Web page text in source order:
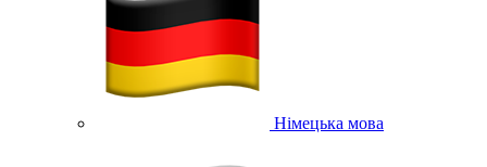
Німецька мова